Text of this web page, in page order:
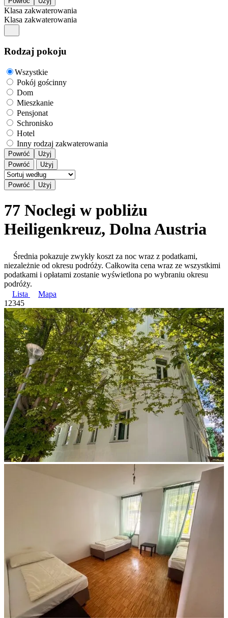
Klasa zakwaterowania
Klasa zakwaterowania
Rodzaj pokoju
Wszystkie
Pokój gościnny
Dom
Mieszkanie
Pensjonat
Schronisko
Hotel
Inny rodzaj zakwaterowania
Powróć
Użyj
Powróć
Użyj
77 Noclegi w pobliżu
Heiligenkreuz, Dolna Austria
Średnia pokazuje zwykły koszt za noc wraz z podatkami,
niezależnie od okresu podróży. Całkowita cena wraz ze wszystkimi
podatkami i opłatami zostanie wyświetlona po wybraniu okresu
podróży.
Lista
Mapa
1 2345